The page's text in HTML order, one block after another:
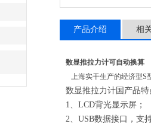
产品介绍 相
数显推拉力计可自动换算
上海实干生产的经济型S
数显推拉力计国产品
1、LCD背光显示屏；
2、USB数据接口，支